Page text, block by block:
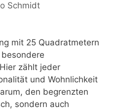
Schmidt
mit 25 Quadratmetern
zählt jeder
und Wohnlichkeit
den begrenzten
sondern auch